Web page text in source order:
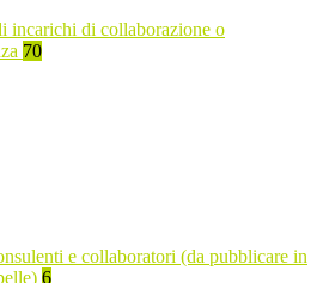
incarichi di collaborazione o
70
e collaboratori (da pubblicare in
6